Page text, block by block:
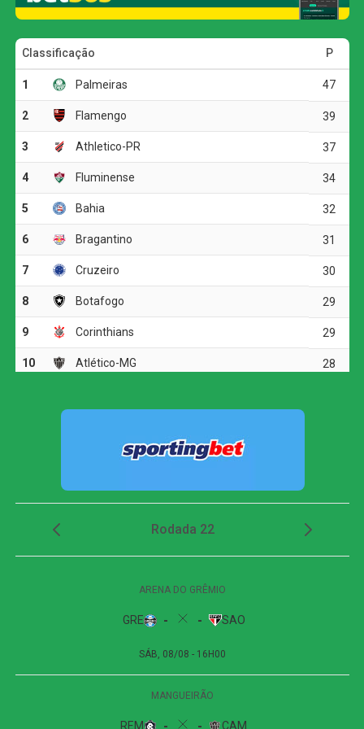
soma 37 pontos, igualando o Cruzeiro em pontuação,
mas levando vantagem no saldo de gols. A Raposa havia
vencido o Botafogo por 2 a 0 nesta mesma rodada. O
Ceará, com o resultado, alcançou 22 pontos e ocupa a
11ª colocação na tabela.
Primeiro Tempo: Domínio e Eficiência Rubro-Negra
Mesmo com desfalques importantes, como Pedro,
Wallace Yan e Luiz Araújo, o técnico Filipe Luís
promoveu as estreias de Emerson Royal e Samuel Lino
como titulares. O Flamengo exibiu superioridade desde o
bola e qualidade técnica, criando diversas oportunidades.
Plata, em um chute de fora da área, parou em boa defesa
de Bruno Ferreira. Bruno Henrique e Samuel Lino
também tiveram suas chances, mas foi a genialidade de
Arrascaeta que abriu o placar aos 36 minutos. Em uma
bela jogada coletiva, Léo Ortiz lançou para Plata, que
ajeitou de cabeça para o camisa 10. Cara a cara com o
para fazer 1 a 0.
Segundo Tempo: Mudança de Cenário e Reação
retornou para a segunda etapa. A ausência de seu
principal articulador foi sentida, e o Flamengo perdeu o
começou a pressionar. Aos 10 minutos, Lucas Mugni
acertou o travessão de Rossi, no que foi o primeiro
em um lance de bola parada. Após cobrança de